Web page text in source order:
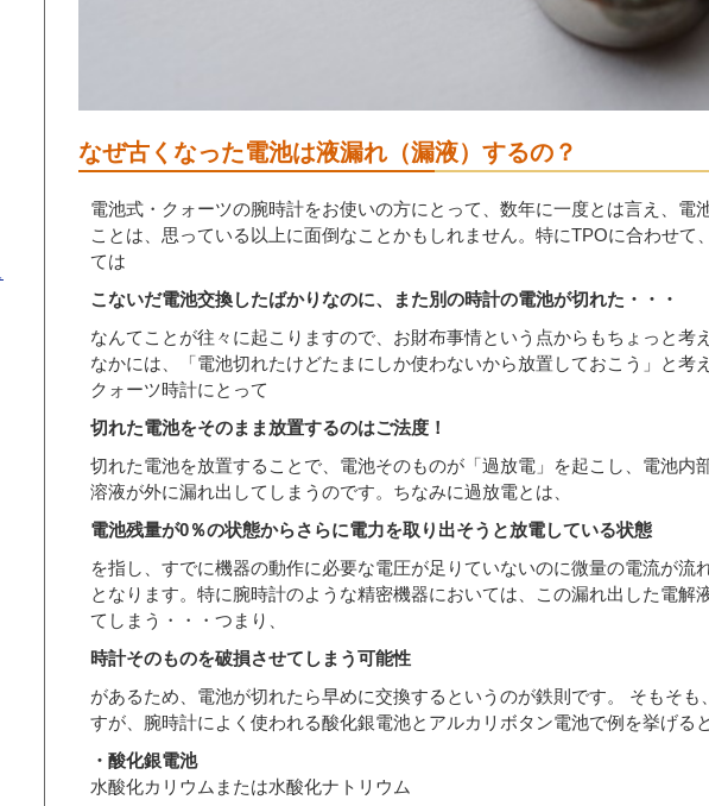
なぜ古くなった電池は液漏れ（漏液）するの？
電池式・クォーツの腕時計をお使いの方にとって、数年に一度とは言え、電
ことは、思っている以上に面倒なことかもしれません。特にTPOに合わせて
ては
こないだ電池交換したばかりなのに、また別の時計の電池が切れた・・・
なんてことが往々に起こりますので、お財布事情という点からもちょっと考
なかには、「電池切れたけどたまにしか使わないから放置しておこう」と考
クォーツ時計にとって
切れた電池をそのまま放置するのはご法度！
切れた電池を放置することで、電池そのものが「過放電」を起こし、電池内
溶液が外に漏れ出してしまうのです。ちなみに過放電とは、
電池残量が0％の状態からさらに電力を取り出そうと放電している状態
を指し、すでに機器の動作に必要な電圧が足りていないのに微量の電流が流
となります。特に腕時計のような精密機器においては、この漏れ出した電解
てしまう・・・つまり、
時計そのものを破損させてしまう可能性
があるため、電池が切れたら早めに交換するというのが鉄則です。 そもそ
すが、腕時計によく使われる酸化銀電池とアルカリボタン電池で例を挙げると
・酸化銀電池
水酸化カリウムまたは水酸化ナトリウム